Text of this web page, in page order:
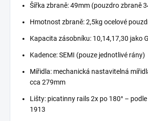
Šířka zbraně: 49mm (pouzdro zbraně
Hmotnost zbraně: 2,5kg ocelové
Kapacita zásobníku: 10,14,17,30 jako
Kadence: SEMI (pouze jednotlivé rány)
Mířidla: mechanická nastavitelná
cca 279mm
Lišty: picatinny rails 2x po 180° –
1913